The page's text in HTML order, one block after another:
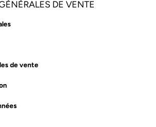
DE VENTE
de vente